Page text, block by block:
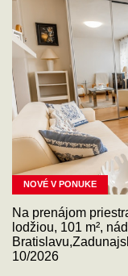
NOVÉ V PONUKE
Na prenájom
lodžiou, 101 m²,
10/2026